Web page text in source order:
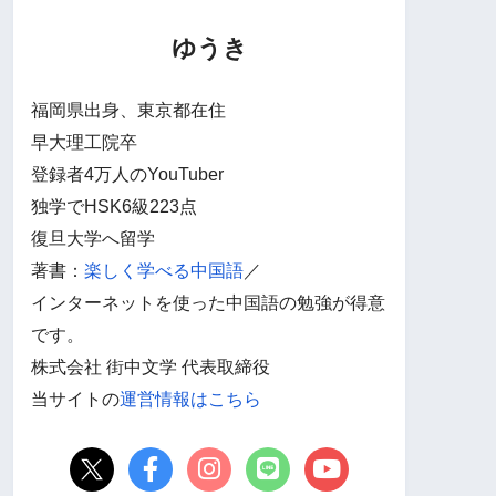
ゆうき
福岡県出身、東京都在住
早大理工院卒
登録者4万人のYouTuber
独学でHSK6級223点
復旦大学へ留学
著書： 楽しく学べる中国語 ／
インターネットを使った中国語の勉強が得意
です。
株式会社 街中文学 代表取締役
当サイトの運営情報はこちら